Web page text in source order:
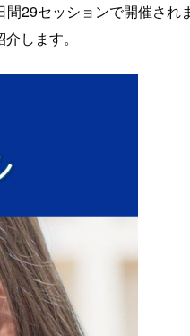
29セッションで開催され
します。